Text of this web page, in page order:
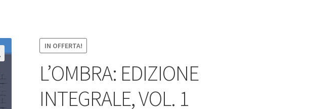
IN OFFERTA!
L’OMBRA: EDIZIONE
INTEGRALE, VOL. 1